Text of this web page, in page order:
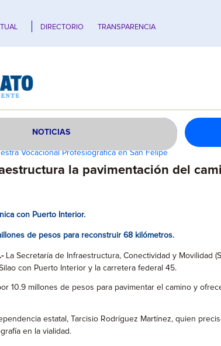
DIRECTORIO TRANSPARENCIA
NOTICIAS
Vocacional Profesiográfica en San Felipe
la pavimentación del
con Puerto Interior.
de pesos para reconstruir 68 kilómetros.
La Secretaría de Infraestructura, Conectividad y Movilidad
con Puerto Interior y la carretera federal 45.
10.9 millones de pesos para pavimentar el camino y
estatal, Tarcisio Rodríguez Martínez, quien
en la vialidad.